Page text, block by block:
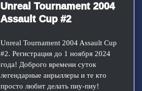
Unreal Tournament 2004
Assault Cup #2
Unreal Tournament 2004 Assault Cup
#2. Регистрация до 1 ноября 2024
года! Доброго времени суток
легендарные анрыллеры и те кто
просто любит делать пиу-пиу!